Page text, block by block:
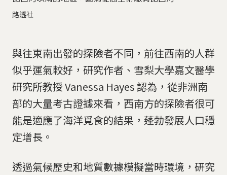
路透社
與往東南出發的探險者不同，前往西南的人群
似乎運氣較好，研究作者、雪梨大學嘉文醫學
研究所教授 Vanessa Hayes 認為，從非洲南
部的大量考古證據來看，西南方的探險者很可
能是適應了海洋覓食的結果，蓬勃發展人口穩
定增長。
透過氣候歷史和地質數據模擬當時環境，研究